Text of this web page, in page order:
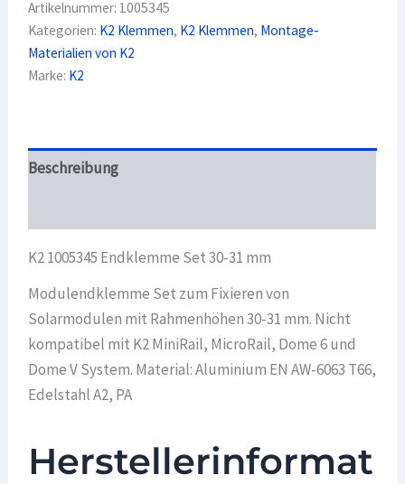
30-
31
mm
Menge
Artikelnummer: 1005345
Kategorien: K2 Klemmen, K2 Klemmen, Montage-
Materialien von K2
Marke: K2
Beschreibung
K2 1005345 Endklemme Set 30-31 mm
Modulendklemme Set zum Fixieren von
Solarmodulen mit Rahmenhöhen 30-31 mm. Nicht
kompatibel mit K2 MiniRail, MicroRail, Dome 6 und
Dome V System. Material: Aluminium EN AW-6063 T66,
Edelstahl A2, PA
Herstellerinformat